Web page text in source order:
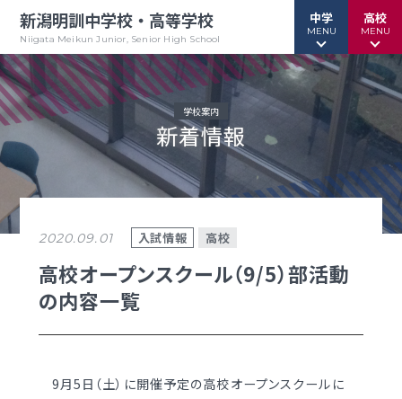
新潟明訓中学校・高等学校
Niigata Meikun Junior, Senior High School
中学
MENU
行事予定 緊急情報
教育方針
明訓の学び GSC
高校
MENU
行事予定 緊急情報
教育方針
学校案内
学校案内
新着情報
2020.09.01 入試情報 高校
高校オープンスクール（9/5）部活動
の内容一覧
9月5日（土）に開催予定の高校オープンスクールに